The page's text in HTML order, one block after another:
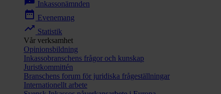
Inkassonämnden
date_range Evenemang
trending_up Statistik
Vår verksamhet
Opinionsbildning
Inkassobranschens frågor och kunskap
Juristkommittén
Branschens forum för juridiska frågeställningar
Internationellt arbete